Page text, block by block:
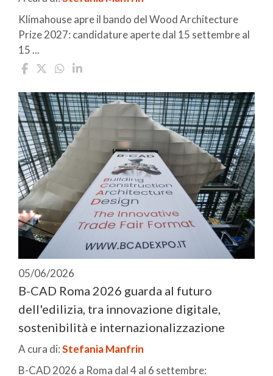
Klimahouse apre il bando del Wood Architecture
Prize 2027: candidature aperte dal 15 settembre al
15 ...
05/06/2026
B-CAD Roma 2026 guarda al futuro
dell'edilizia, tra innovazione digitale,
sostenibilità e internazionalizzazione
A cura di:Stefania Manfrin
B-CAD 2026 a Roma dal 4 al 6 settembre: